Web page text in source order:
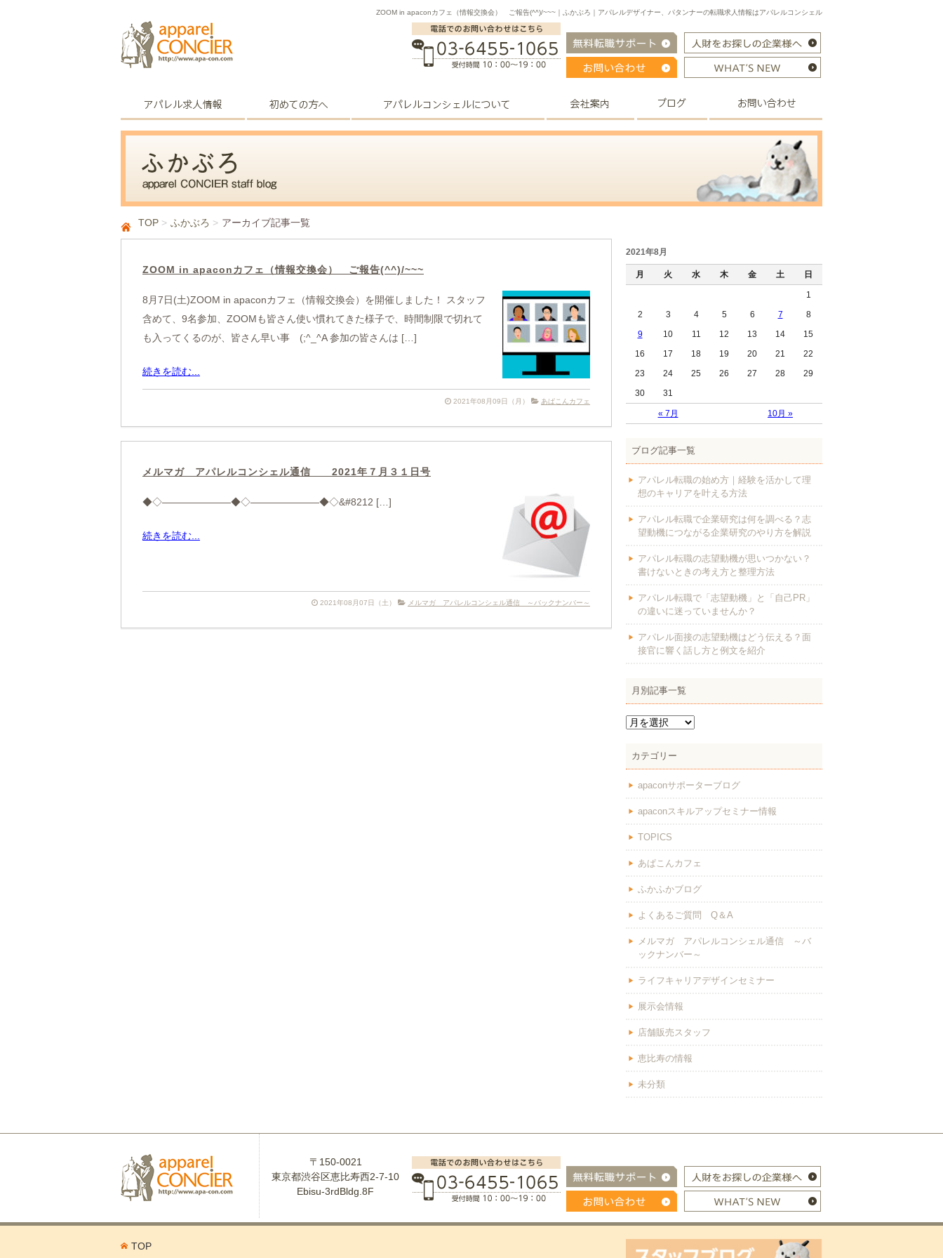
ZOOM in apaconカフェ（情報交換会） ご報告(^^)/~~~｜ふかぶろ｜アパレルデザイナー、パタンナーの転職求人情報はアパレルコンシェル
TOP ふかぶろ アーカイブ記事一覧
ZOOM in apaconカフェ（情報交換会） ご報告(^^)/~~~
8月7日(土)ZOOM in apaconカフェ（情報交換会）を開催しました！ スタッフ
含めて、9名参加、ZOOMも皆さん使い慣れてきた様子で、時間制限で切れて
も入ってくるのが、皆さん早い事 (;^_^A 参加の皆さんは […]
続きを読む...
2021年08月09日（月） あぱこんカフェ
メルマガ アパレルコンシェル通信 2021年７月３１日号
◆◇———————◆◇———————◆◇&#8212 […]
続きを読む...
2021年08月07日（土） メルマガ アパレルコンシェル通信 ～バックナンバー～
2021年8月
月 火 水 木 金 土 日
« 7月 10月 »
1
2
3 4 5 6 7
8
9
10 11 12 13 14
15
16
17 18 19 20 21
22
23
24 25 26 27 28
29
30
31
ブログ記事一覧
アパレル転職の始め方｜経験を活かして理
想のキャリアを叶える方法
アパレル転職で企業研究は何を調べる？志
望動機につながる企業研究のやり方を解説
アパレル転職の志望動機が思いつかない？
書けないときの考え方と整理方法
アパレル転職で「志望動機」と「自己PR」
の違いに迷っていませんか？
アパレル面接の志望動機はどう伝える？面
接官に響く話し方と例文を紹介
月別記事一覧
カテゴリー
apaconサポーターブログ
apaconスキルアップセミナー情報
TOPICS
あぱこんカフェ
ふかふかブログ
よくあるご質問 Q＆A
メルマガ アパレルコンシェル通信 ～バ
ックナンバー～
ライフキャリアデザインセミナー
展示会情報
店舗販売スタッフ
恵比寿の情報
未分類
〒150-0021
東京都渋谷区恵比寿西2-7-10
Ebisu-3rdBldg.8F
TOP